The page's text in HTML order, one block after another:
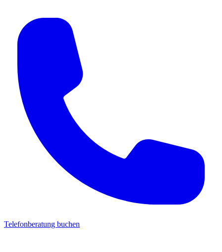
Telefonberatung buchen